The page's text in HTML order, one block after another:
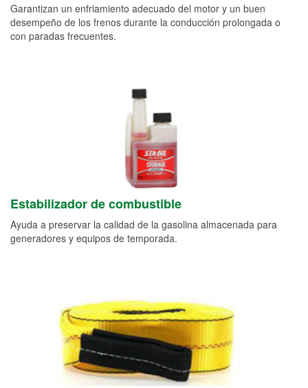
Garantizan un enfriamiento adecuado del motor y un buen
desempeño de los frenos durante la conducción prolongada o
con paradas frecuentes.
Estabilizador de combustible
Ayuda a preservar la calidad de la gasolina almacenada para
generadores y equipos de temporada.